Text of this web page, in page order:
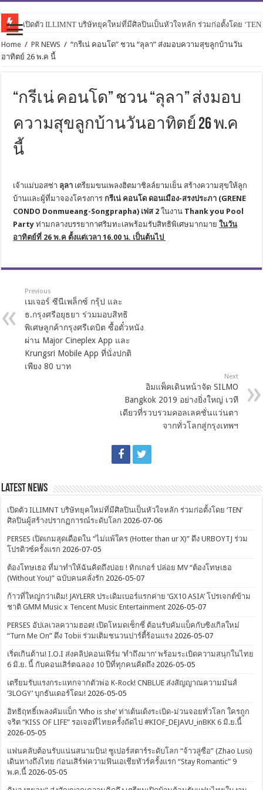
เปิดตัว ILLIMNT บริษัทยุคใหม่ที่มีศิลปินเป็นหัวใจหลัก ร่วมก่อตั้งโดย
Home / PR NEWS / “กรีเน่ คอนโด” ชวน “ลุลา” ส่งมอบความสุขลูกบ้านวัน
อาทิตย์ 26 พ.ค นี้
“กรีเน่ คอนโด” ชวน “ลุลา” ส่งมอบ
ความสุขลูกบ้านวันอาทิตย์ 26 พ.ค
นี้
เจ้าแม่บอสซ่า ลุลา เตรียมขนเพลงฮิตมาชิลล์ยามเย็น สร้างความสุขให้ลูก
บ้านและผู้ที่มาจองโครงการกรีเน่ คอนโด ดอนเมือง-สรงประภา (GRENE
CONDO Donmueang-Songprapha) เฟส 2ในงาน Thank you Pool
Party ท่ามกลางบรรยากาศริมทะเลพร้อมรับสิทธิพิเศษมากมาย ในวัน
อาทิตย์ที่ 26พ.ค ตั้งแต่เวลา16.00น. เป็นต้นไป
Previous
เมเจอร์ ซีนีเพล็กซ์ กรุ้ป และ
ธ.กรุงศรีอยุธยา ร่วมมอบสิทธิ
พิเศษลูกค้ากรุงศรีเดบิต ซื้อตั๋วหนัง
ผ่าน Major Cineplex App และ
Krungsri Mobile App ที่นั่งปกติ
เพียง 80 บาท
Next
อิมแพ็คเดินหน้าจัด SILMO
Bangkok 2019 อย่างยิ่งใหญ่ เวที
เดียวที่รวบรวมคอลเลคชั่นแว่นตา
จากทั่วโลกสู่กรุงเทพฯ
Latest News
เปิดตัว ILLIMNT บริษัทยุคใหม่ที่มีศิลปินเป็นหัวใจหลัก ร่วมก่อตั้งโดย ‘TEN’
ศิลปินผู้สร้างปรากฏการณ์ระดับโลก 2026-07-06
PERSES เปิดเกมสุดเดือดใน “ไม่แพ้ใคร (Hotter than ur X)” ดึง URBOYTJ ร่วม
โปรดิวซ์ครั้งแรก 2026-07-05
ต้องโทษเธอ ที่มาทำให้ฉันคิดถึงบ่อย ! ทิกเกอร์ ปล่อย MV “ต้องโทษเธอ
(Without You)” ฉบับคนคลั่งรัก 2026-05-07
ก้าวที่ใหญ่กว่าเดิม! JAYLERR ประเดิมเบอร์แรกค่าย ‘GX10 ASIA’ โปรเจกต์ข้าม
ชาติ GMM Music x Tencent Music Entertainment 2026-05-07
PERSES อัปเลเวลความฮอต! เปิดโหมดเซ็กซี่ ต้อนรับคัมแบ็คกับซิงเกิลใหม่
“Turn Me On” ดึง Tobii ร่วมเติมชนวนปาร์ตี้ร้อนแรง 2026-05-07
เริ่ดเกินต้าน! I.O.I ส่งคลิปคอนเฟิร์ม ‘ทำถึงมาก’ พร้อมระเบิดความสนุกในไทย
6 มิ.ย. นี้ กับคอนเสิร์ตฉลอง 10 ปีที่ทุกคนคิดถึง 2026-05-05
เตรียมรับแรงกระแทกจากตัวพ่อ K-Rock! CNBLUE ส่งสัญญาณความมันส์
‘3LOGY’ บุกธันเดอร์โดม! 2026-05-05
อิทธิฤทธิ์เพลงคัมแบ็ก ‘Who is she’ ท่าเต้นเด้งระเบิด-ม่วนจอยทั่วโลก ใครถูก
จริต “KISS OF LIFE” รอเจอที่ไทยครั้งถัดไป #KIOF_DEJAVU_inBKK 6 มิ.ย.นี้
2026-05-05
แฟนคลับต้อนรับแน่นสนามบิน! ซูเปอร์สตาร์ระดับโลก “จ้าวลู่ซือ” (Zhao Lusi)
เดินทางถึงไทย ก่อนเสิร์ฟความฟินเอเชียทัวร์ครั้งแรก “Stay Romantic” 9
พ.ค.นี้ 2026-05-05